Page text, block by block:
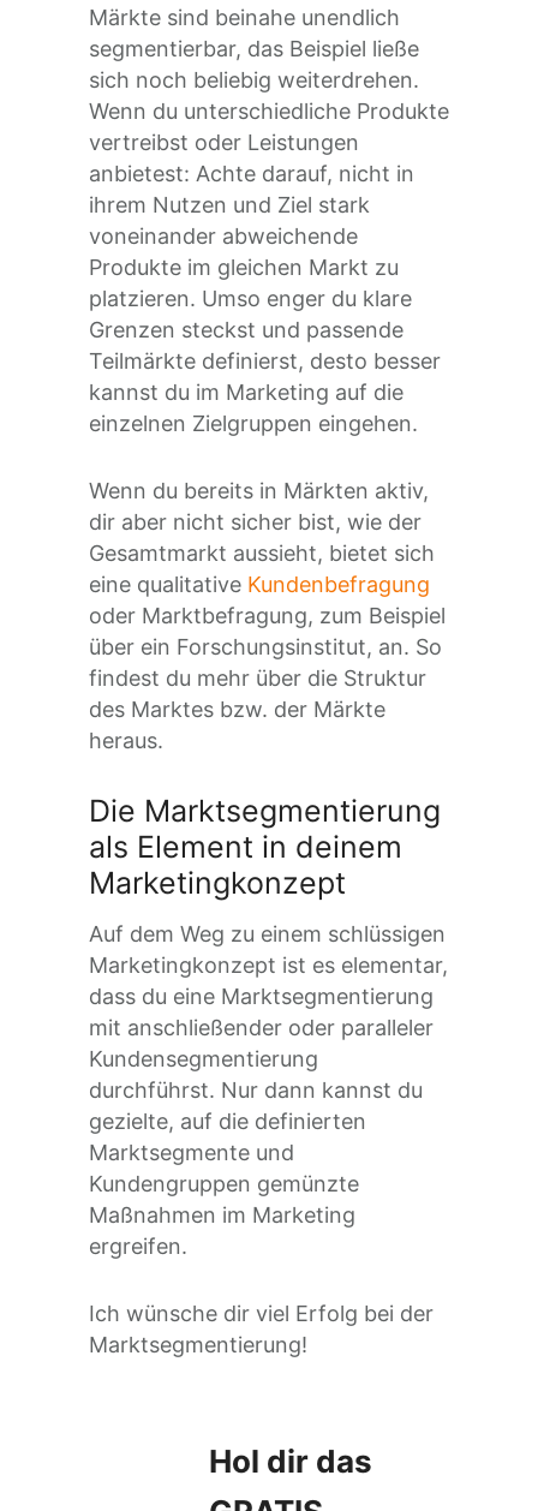
Märkte sind beinahe unendlich
segmentierbar, das Beispiel ließe
sich noch beliebig weiterdrehen.
Wenn du unterschiedliche Produkte
vertreibst oder Leistungen
anbietest: Achte darauf, nicht in
ihrem Nutzen und Ziel stark
voneinander abweichende
Produkte im gleichen Markt zu
platzieren. Umso enger du klare
Grenzen steckst und passende
Teilmärkte definierst, desto besser
kannst du im Marketing auf die
einzelnen Zielgruppen eingehen.
Wenn du bereits in Märkten aktiv,
dir aber nicht sicher bist, wie der
Gesamtmarkt aussieht, bietet sich
eine qualitative Kundenbefragung
oder Marktbefragung, zum Beispiel
über ein Forschungsinstitut, an. So
findest du mehr über die Struktur
des Marktes bzw. der Märkte
heraus.
Die Marktsegmentierung
als Element in deinem
Marketingkonzept
Auf dem Weg zu einem schlüssigen
Marketingkonzept ist es elementar,
dass du eine Marktsegmentierung
mit anschließender oder paralleler
Kundensegmentierung
durchführst. Nur dann kannst du
gezielte, auf die definierten
Marktsegmente und
Kundengruppen gemünzte
Maßnahmen im Marketing
ergreifen.
Ich wünsche dir viel Erfolg bei der
Marktsegmentierung!
Hol dir das